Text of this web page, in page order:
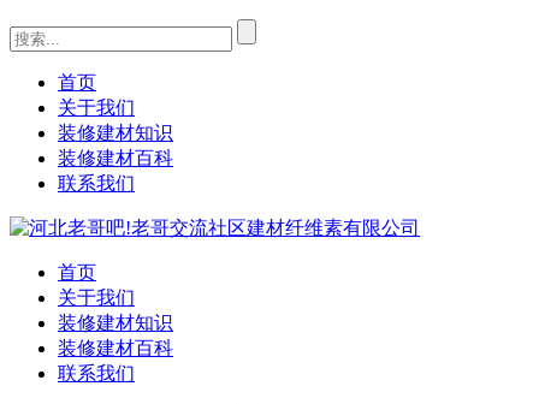
首页
关于我们
装修建材知识
装修建材百科
联系我们
首页
关于我们
装修建材知识
装修建材百科
联系我们